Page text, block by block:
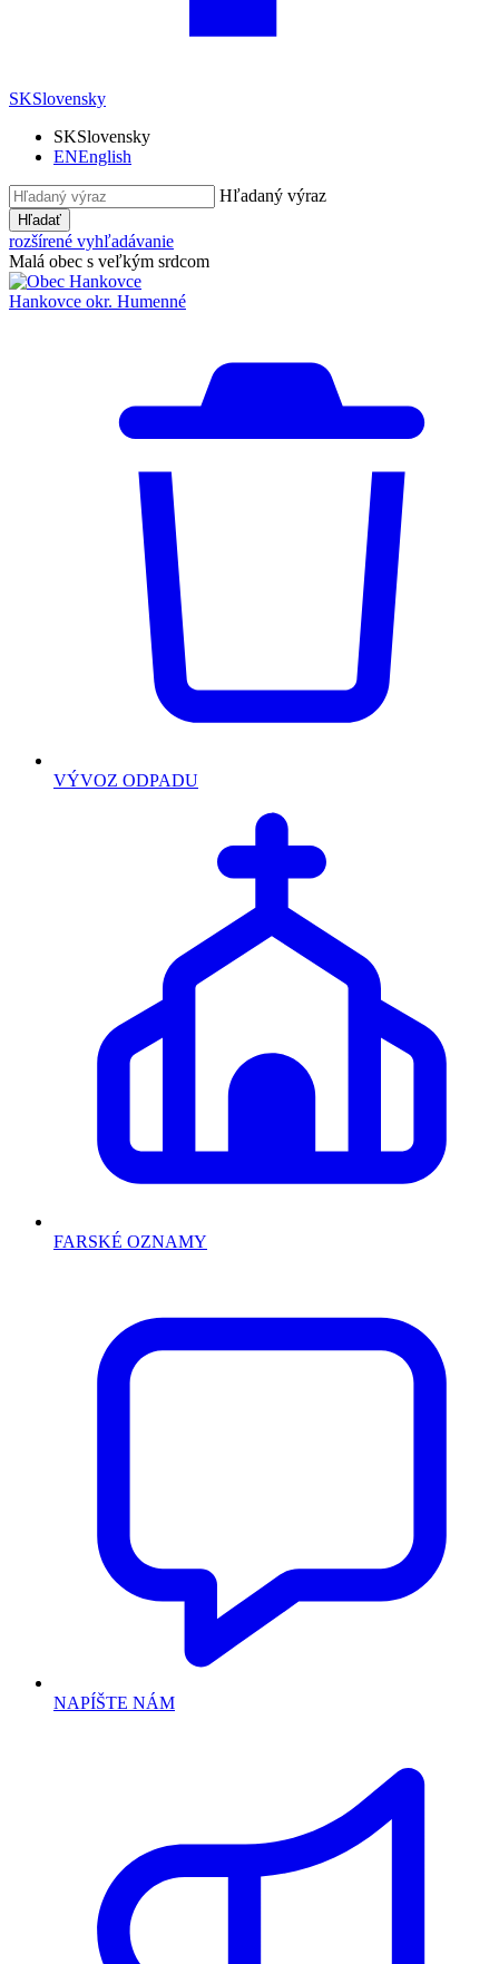
SKSlovensky
SKSlovensky
ENEnglish
Hľadaný výraz
Hľadať
rozšírené vyhľadávanie
Malá obec s veľkým srdcom
Hankovce okr. Humenné
VÝVOZ ODPADU
FARSKÉ OZNAMY
NAPÍŠTE NÁM